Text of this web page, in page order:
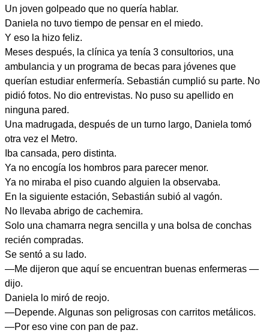
Un joven golpeado que no quería hablar.
Daniela no tuvo tiempo de pensar en el miedo.
Y eso la hizo feliz.
Meses después, la clínica ya tenía 3 consultorios, una
ambulancia y un programa de becas para jóvenes que
querían estudiar enfermería. Sebastián cumplió su parte. No
pidió fotos. No dio entrevistas. No puso su apellido en
ninguna pared.
Una madrugada, después de un turno largo, Daniela tomó
otra vez el Metro.
Iba cansada, pero distinta.
Ya no encogía los hombros para parecer menor.
Ya no miraba el piso cuando alguien la observaba.
En la siguiente estación, Sebastián subió al vagón.
No llevaba abrigo de cachemira.
Solo una chamarra negra sencilla y una bolsa de conchas
recién compradas.
Se sentó a su lado.
—Me dijeron que aquí se encuentran buenas enfermeras —
dijo.
Daniela lo miró de reojo.
—Depende. Algunas son peligrosas con carritos metálicos.
—Por eso vine con pan de paz.